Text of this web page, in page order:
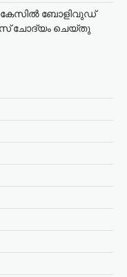
കേസിൽ ബോളിവുഡ്
ചോദ്യം ചെയ്തു